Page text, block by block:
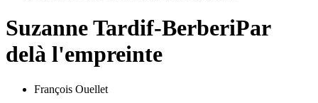
Suzanne Tardif-BerberiPar
delà l'empreinte
François Ouellet